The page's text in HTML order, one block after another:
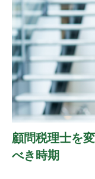
顧問税理士を
べき時期